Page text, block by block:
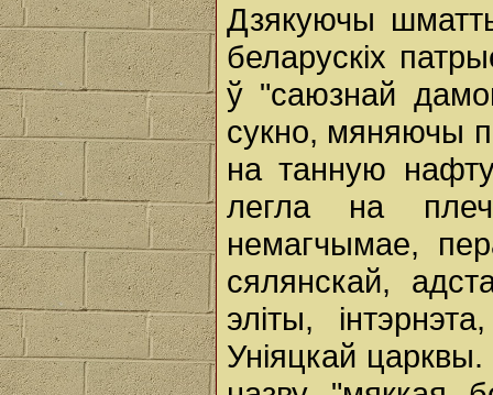
Дзякуючы
беларускіх
ў "саюзнай
сукно, мяняючы
на танную
легла на
немагчымае,
сялянскай,
эліты,
Уніяцкай